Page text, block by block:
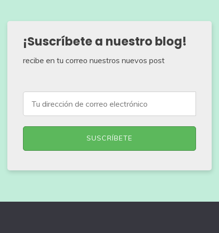
¡Suscríbete a nuestro blog!
recibe en tu correo nuestros nuevos post